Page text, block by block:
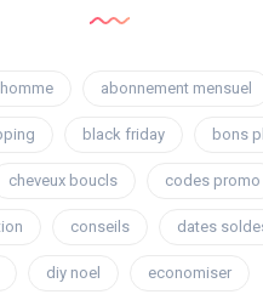
abonnement mensuel
black friday bons
cheveux boucls codes promo
conseils dates
diy noel economiser